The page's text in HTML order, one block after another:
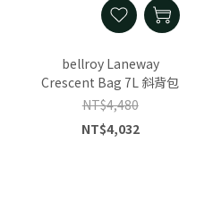
bellroy Laneway
Crescent Bag 7L 斜背包
NT$4,480
NT$4,032